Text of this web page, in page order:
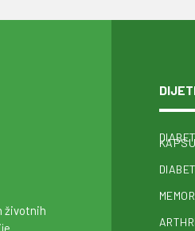
životnih